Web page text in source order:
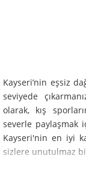
Kayseri’nin eşsiz
seviyede
olarak, kış
severle paylaşmak
Kayseri'nin en iyi
sizlere unutulmaz